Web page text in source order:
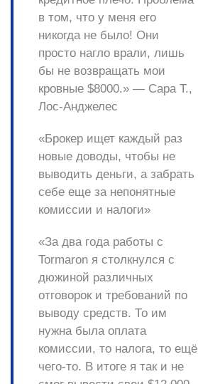
в том, что у меня его
никогда не было! Они
просто нагло врали, лишь
бы не возвращать мои
кровные $8000.» — Сара Т.,
Лос-Анджелес
«Брокер ищет каждый раз
новые доводы, чтобы не
выводить деньги, а забрать
себе еще за непонятные
комиссии и налоги»
«За два года работы с
Tormaron я столкнулся с
дюжиной различных
отговорок и требований по
выводу средств. То им
нужна была оплата
комиссии, то налога, то ещё
чего-то. В итоге я так и не